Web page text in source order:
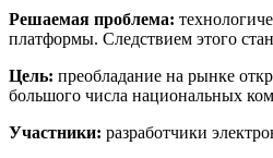
Решаемая проблема:
платформы. Следствием этого
Цель: преобладание на рынке
большого числа национальных
Участники: разработчики